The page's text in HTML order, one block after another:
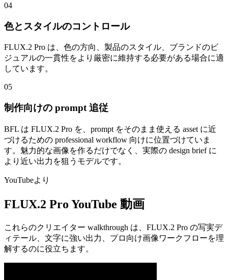
04
色とスタイルのコントロール
FLUX.2 Pro は、色の方向、製品のスタイル、ブランドのビ
ジュアルの一貫性をより厳密に維持する必要がある場合に適
しています。
05
制作向けの prompt 追従
BFL は FLUX.2 Pro を、prompt をそのまま使える asset に近
づけるための professional workflow 向けに位置づけていま
す。魅力的な画像を作るだけでなく、実際の design brief に
より近い出力を狙うモデルです。
YouTubeより
FLUX.2 Pro YouTube 動画
これらのクリエイター walkthrough は、FLUX.2 Pro の写実デ
ィテール、文字に強い出力、プロ向け画像ワークフローを理
解するのに役立ちます。